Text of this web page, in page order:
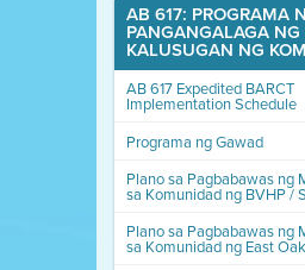
AB 617: PROGRAMA
PANGANGALAGA NG
KALUSUGAN NG
AB 617 Expedited BARCT
Implementation Schedule
Programa ng Gawad
Plano sa Pagbabawas ng
sa Komunidad ng BVHP /
Plano sa Pagbabawas ng
sa Komunidad ng East